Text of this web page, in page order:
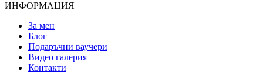
ИНФОРМАЦИЯ
За мен
Блог
Подаръчни ваучери
Видео галерия
Контакти